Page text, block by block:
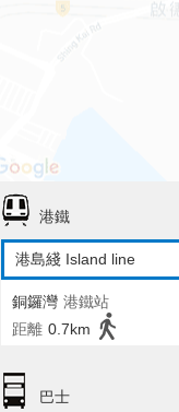
港鐵
港島綫 Island line
銅鑼灣 港鐵站
距離 0.7km
巴士